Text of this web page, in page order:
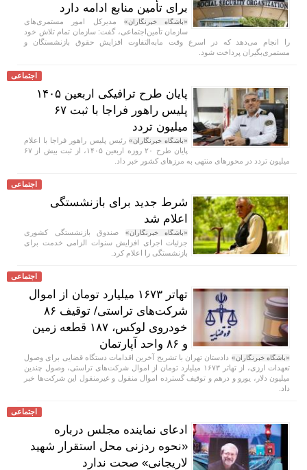
برای تأمین منابع ادامه دارد
«باشگاه خبرنگاران» مدیرکل امور مستمری‌های
سازمان تأمین‌اجتماعی، گفت: سازمان تمام تلاش خود
را انجام می‌دهد که در اسرع وقت مابه‌التفاوت افزایش حقوق بازنشستگان و
مستمری‌بگیران پرداخت شود.
اجتماعی
پایان طرح ترافیکی اربعین ۱۴۰۵
پلیس راهور فراجا با ثبت ۶۷
میلیون تردد
«باشگاه خبرنگاران» رئیس پلیس راهور فراجا با اعلام
پایان طرح ۲۰ روزه اربعین ۱۴۰۵، از ثبت بیش از ۶۷
میلیون تردد در محور‌های منتهی به مرز‌های کشور خبر داد.
اجتماعی
شرط جدید برای بازنشستگی
اعلام شد
«باشگاه خبرنگاران» صندوق بازنشستگی کشوری
جزئیات اجرای افزایش سنوات الزامی خدمت برای
بازنشستگی را اعلام کرد.
اجتماعی
تهاتر ۱۶۷۳ میلیارد تومان از اموال
شرکت‌های تراستی/ توقیف ۸۶
خودروی لوکس، ۱۸۷ قطعه زمین
و ۸۶ واحد آپارتمان
«باشگاه خبرنگاران» دادستان تهران با تشریح آخرین اقدامات دستگاه قضایی برای وصول
تعهدات ارزی، از تهاتر ۱۶۷۳ میلیارد تومان از اموال شرکت‌های تراستی، وصول چندین
میلیون دلار، یورو و درهم و توقیف گسترده اموال منقول و غیرمنقول این شرکت‌ها خبر
داد.
اجتماعی
ادعای نماینده مجلس درباره
«نحوه ردزنی محل استقرار شهید
لاریجانی» صحت ندارد